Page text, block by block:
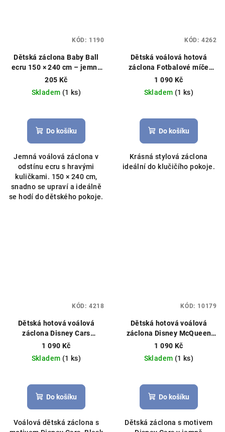
Dětská záclona Baby Ball
ecru 150 × 240 cm – jemný
dotek útulnosti
205 Kč
Skladem (1 ks)
Do košíku
Jemná voálová záclona v
odstínu ecru s hravými
kuličkami. 150 × 240 cm,
snadno se upraví a ideálně
se hodí do dětského pokoje.
KÓD: 1190
Dětská voálová hotová
záclona Fotbalové míče
400x150cm zelená
můžeme ušít na míru
1 090 Kč
Skladem (1 ks)
hodnocení
produktu
z
5
Do košíku
Krásná stylová záclona
ideální do klučičího pokoje.
KÓD: 4262
Dětská hotová voálová
záclona Disney Cars
McQueen 340×150 cm –
červená
Hotová záclona,
licenční Disney
1 090 Kč
Skladem (1 ks)
Do košíku
Voálová dětská záclona s
KÓD: 4218
Dětská hotová voálová
záclona Disney McQueen
Cars 400×150 cm –
blankytně modrá
Hotová
záclona, licenční Disney
1 090 Kč
Skladem (1 ks)
Do košíku
Dětská záclona s motivem
KÓD: 10179